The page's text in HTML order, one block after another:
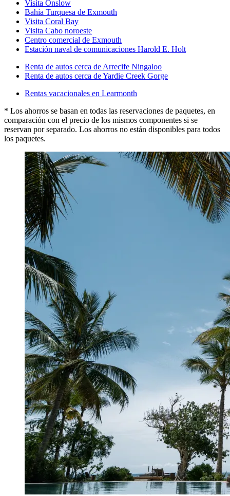
Visita Onslow
Bahía Turquesa de Exmouth
Visita Coral Bay
Visita Cabo noroeste
Centro comercial de Exmouth
Estación naval de comunicaciones Harold E. Holt
Renta de autos cerca de Arrecife Ningaloo
Renta de autos cerca de Yardie Creek Gorge
Rentas vacacionales en Learmonth
* Los ahorros se basan en todas las reservaciones de paquetes, en
comparación con el precio de los mismos componentes si se
reservan por separado. Los ahorros no están disponibles para todos
los paquetes.